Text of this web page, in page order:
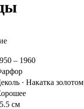
– 1960
· Накатка золотом
см